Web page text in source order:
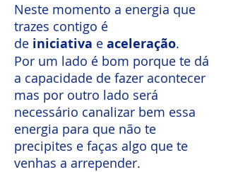
Neste momento a energia que
trazes contigo é
de iniciativa e aceleração.
Por um lado é bom porque te dá
a capacidade de fazer acontecer
mas por outro lado será
necessário canalizar bem essa
energia para que não te
precipites e faças algo que te
venhas a arrepender.